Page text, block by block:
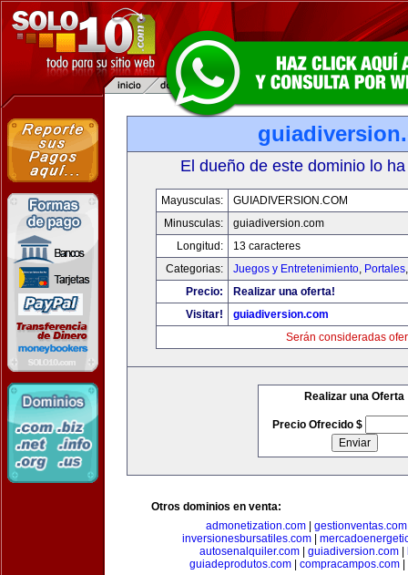
El dueño de este dominio lo
Mayusculas:
GUIADIVERSION.COM
Minusculas:
guiadiversion.com
Longitud:
13 caracteres
Categorias:
Juegos y Entretenimiento, Portales
Precio:
Realizar una oferta!
Visitar!
guiadiversion.com
Serán consideradas
Realizar una Oferta
Precio Ofrecido $
Otros dominios en venta:
admonetization.com| gestionventas.com
inversionesbursatiles.com|
autosenalquiler.com| guiadiversion.com|
guiadeprodutos.com| compracampos.com|